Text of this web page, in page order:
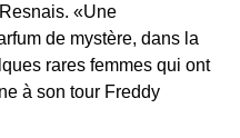
«Une
de mystère, dans la
rares femmes qui ont
à son tour Freddy